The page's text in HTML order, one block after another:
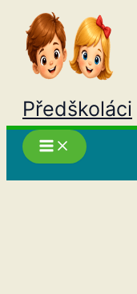
Přeskočit
obsah
Předškoláci